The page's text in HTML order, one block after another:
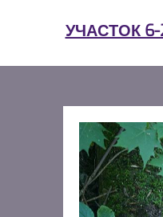
УЧАСТОК